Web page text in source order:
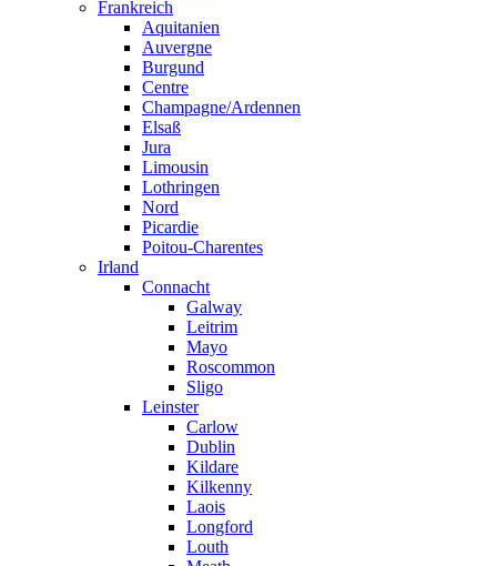
Frankreich
Aquitanien
Auvergne
Burgund
Centre
Champagne/Ardennen
Elsaß
Jura
Limousin
Lothringen
Nord
Picardie
Poitou-Charentes
Irland
Connacht
Galway
Leitrim
Mayo
Roscommon
Sligo
Leinster
Carlow
Dublin
Kildare
Kilkenny
Laois
Longford
Louth